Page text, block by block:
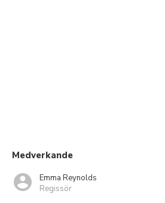
Medverkande
Emma Reynolds
Regissör